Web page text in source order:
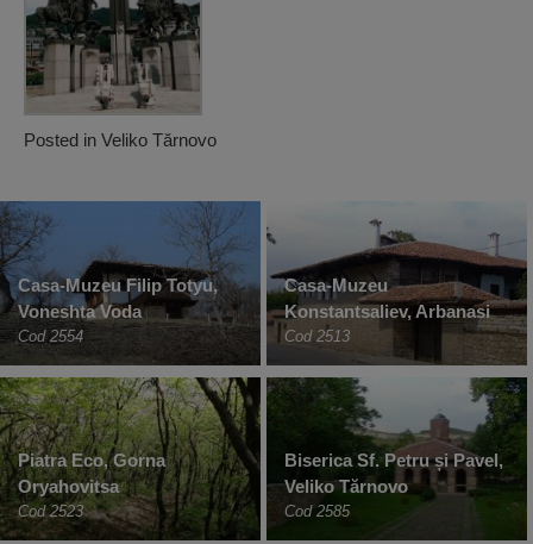
Posted in Veliko Tărnovo
Casa-Muzeu Filip Totyu,
Voneshta Voda
Cod 2554
Casa-Muzeu
Konstantsaliev, Arbanasi
Cod 2513
Piatra Eco, Gorna
Oryahovitsa
Cod 2523
Biserica Sf. Petru și Pavel,
Veliko Tărnovo
Cod 2585